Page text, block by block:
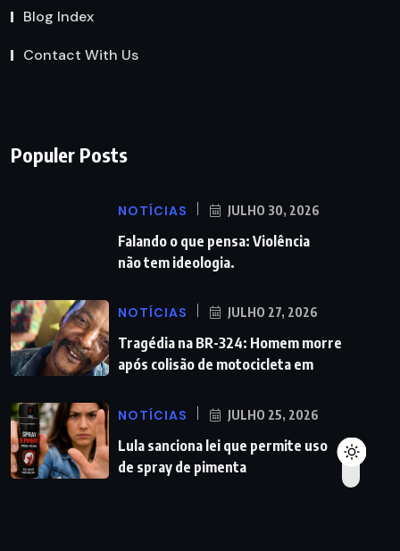
Blog Index
Contact With Us
Populer Posts
NOTÍCIAS JULHO 30, 2026
Falando o que pensa: Violência
não tem ideologia.
NOTÍCIAS JULHO 27, 2026
Tragédia na BR-324: Homem morre
após colisão de motocicleta em
NOTÍCIAS JULHO 25, 2026
Lula sanciona lei que permite uso
de spray de pimenta